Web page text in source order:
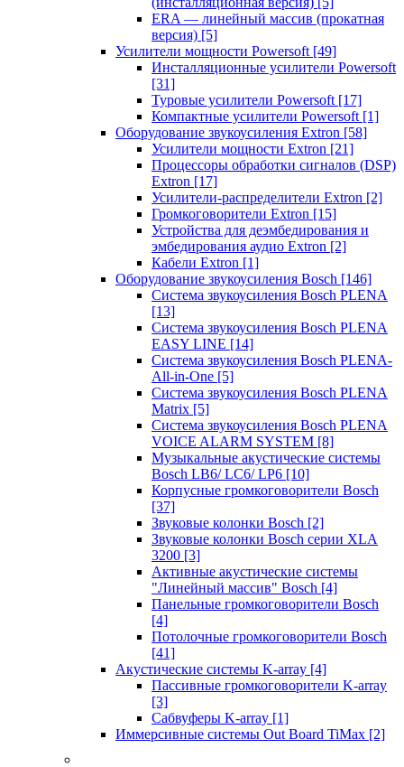
ERA — линейный массив (прокатная
версия) [5]
Усилители мощности Powersoft [49]
Инсталляционные усилители Powersoft
[31]
Туровые усилители Powersoft [17]
Компактные усилители Powersoft [1]
Оборудование звукоусиления Extron [58]
Усилители мощности Extron [21]
Процессоры обработки сигналов (DSP)
Extron [17]
Усилители-распределители Extron [2]
Громкоговорители Extron [15]
Устройства для деэмбедирования и
эмбедирования аудио Extron [2]
Кабели Extron [1]
Оборудование звукоусиления Bosch [146]
Система звукоусиления Bosch PLENA
[13]
Система звукоусиления Bosch PLENA
EASY LINE [14]
Система звукоусиления Bosch PLENA-
All-in-One [5]
Система звукоусиления Bosch PLENA
Matrix [5]
Система звукоусиления Bosch PLENA
VOICE ALARM SYSTEM [8]
Музыкальные акустические системы
Bosch LB6/ LC6/ LP6 [10]
Корпусные громкоговорители Bosch
[37]
Звуковые колонки Bosch [2]
Звуковые колонки Bosch серии XLA
3200 [3]
Активные акустические системы
"Линейный массив" Bosch [4]
Панельные громкоговорители Bosch
[4]
Потолочные громкоговорители Bosch
[41]
Акустические системы K-array [4]
Пассивные громкоговорители K-array
[3]
Сабвуферы K-array [1]
Иммерсивные системы Out Board TiMax [2]